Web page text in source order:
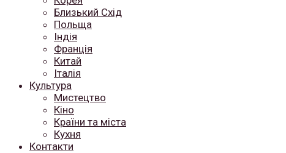
Близький Схід
Польща
Індія
Франція
Китай
Італія
Культура
Мистецтво
Кіно
Країни та міста
Кухня
Контакти